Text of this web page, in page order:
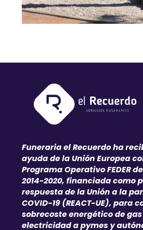
Funeraria el Recuerdo ha
ayuda de la Unión Europea
Programa Operativo FEDER
2014-2020, financiada como
respuesta de la Unión a la
COVID-19 (REACT-UE), para
sobrecoste energético de
electricidad a pymes y